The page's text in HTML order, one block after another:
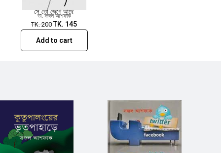
সে তো জেগে আছে
ডা. সজল আশফাক
TK.200 TK. 145
Add to cart